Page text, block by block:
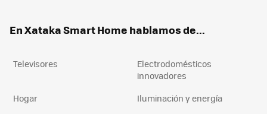
En Xataka Smart Home hablamos de...
Televisores
Electrodomésticos
innovadores
Hogar
Iluminación y energía